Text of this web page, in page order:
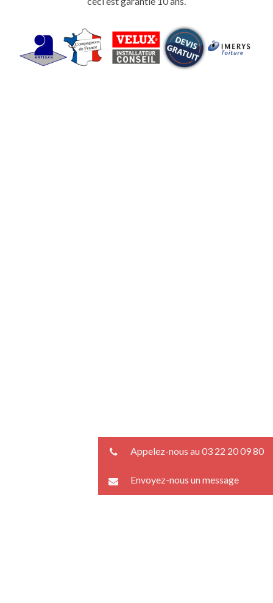
Appelez-nous au 03 22 20 09 80
Envoyez-nous un message